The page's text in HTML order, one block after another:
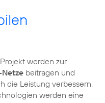
werden zur
beitragen und
die Leistung verbessern.
werden eine